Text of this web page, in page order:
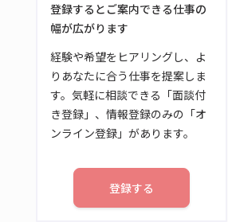
登録するとご案内できる仕事の
幅が広がります
経験や希望をヒアリングし、よ
りあなたに合う仕事を提案しま
す。気軽に相談できる「面談付
き登録」、情報登録のみの「オ
ンライン登録」があります。
登録する